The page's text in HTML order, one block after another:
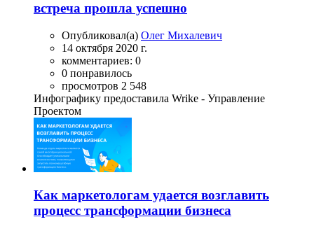
встреча прошла успешно
Опубликовал(а) Олег Михалевич
14 октября 2020 г.
комментариев: 0
0 понравилось
просмотров 2 548
Инфографику предоставила Wrike - Управление
Проектом
Как маркетологам удается возглавить
процесс трансформации бизнеса